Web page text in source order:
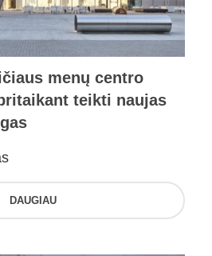
menų centro
teikti naujas
DAUGIAU